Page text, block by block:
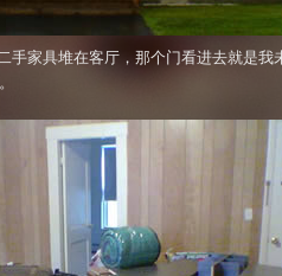
手家具堆在客厅，那个门看进去就是我